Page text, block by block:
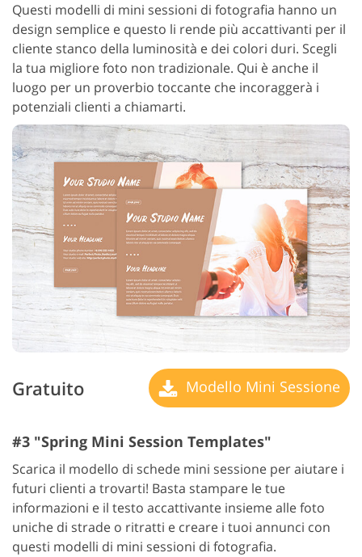
Questi modelli di mini sessioni di fotografia hanno un
design semplice e questo li rende più accattivanti per il
cliente stanco della luminosità e dei colori duri. Scegli
la tua migliore foto non tradizionale. Qui è anche il
luogo per un proverbio toccante che incoraggerà i
potenziali clienti a chiamarti.
Gratuito Modello Mini Sessione
#3 "Spring Mini Session Templates"
Scarica il modello di schede mini sessione per aiutare i
futuri clienti a trovarti! Basta stampare le tue
informazioni e il testo accattivante insieme alle foto
uniche di strade o ritratti e creare i tuoi annunci con
questi modelli di mini sessioni di fotografia.